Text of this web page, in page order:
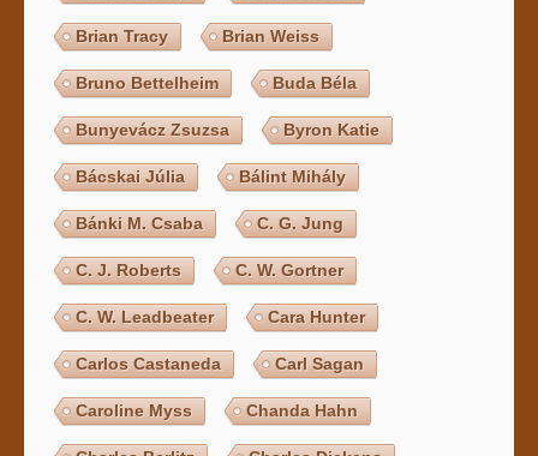
Brian Tracy Brian Weiss
Bruno Bettelheim Buda Béla
Bunyevácz Zsuzsa Byron Katie
Bácskai Júlia Bálint Mihály
Bánki M. Csaba C. G. Jung
C. J. Roberts C. W. Gortner
C. W. Leadbeater Cara Hunter
Carlos Castaneda Carl Sagan
Caroline Myss Chanda Hahn